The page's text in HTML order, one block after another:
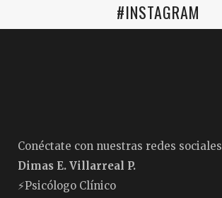
#INSTAGRAM
Conéctate con nuestras redes sociales
Dimas E. Villarreal P.
⚡️Psicólogo Clínico